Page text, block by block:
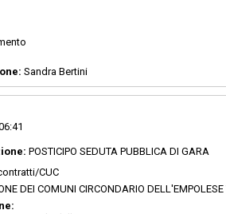
Sandra Bertini
POSTICIPO SEDUTA PUBBLICA DI GARA
CUC
DEI COMUNI CIRCONDARIO